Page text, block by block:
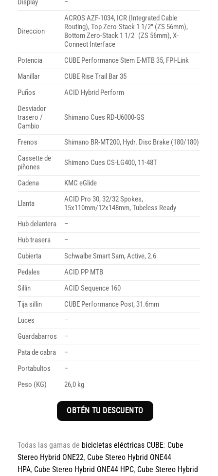
Display –
Direccion
ACROS AZF-1034, ICR (Integrated Cable
Routing), Top Zero-Stack 1 1/2″ (ZS 56mm),
Bottom Zero-Stack 1 1/2″ (ZS 56mm), X-
Connect Interface
Potencia
CUBE Performance Stem E-MTB 35, FPI-Link
Manillar
CUBE Rise Trail Bar 35
Puños
ACID Hybrid Perform
Desviador
trasero /
Cambio
Shimano Cues RD-U6000-GS
Frenos
Shimano BR-MT200, Hydr. Disc Brake (180/180)
Cassette de
piñones
Shimano Cues CS-LG400, 11-48T
Cadena KMC eGlide
Llanta
ACID Pro 30, 32/32 Spokes,
15x110mm/12x148mm, Tubeless Ready
Hub delantera
–
Hub trasera
–
Cubierta
Schwalbe Smart Sam, Active, 2.6
Pedales
ACID PP MTB
Sillin
ACID Sequence 160
Tija sillin
CUBE Performance Post, 31.6mm
Luces
–
Guardabarros
–
Pata de cabra
–
Portabultos
–
Peso (KG)
26,0 kg
OBTÉN TU DESCUENTO
Todas las gamas de bicicletas eléctricas CUBE: Cube
Stereo Hybrid ONE22, Cube Stereo Hybrid ONE44
HPA, Cube Stereo Hybrid ONE44 HPC, Cube Stereo Hybrid